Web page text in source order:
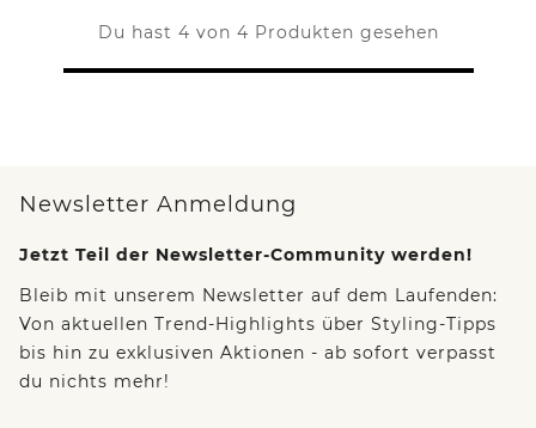
Du hast 4 von 4 Produkten gesehen
Newsletter Anmeldung
Jetzt Teil der Newsletter-Community werden!
Bleib mit unserem Newsletter auf dem Laufenden:
Von aktuellen Trend-Highlights über Styling-Tipps
bis hin zu exklusiven Aktionen - ab sofort verpasst
du nichts mehr!